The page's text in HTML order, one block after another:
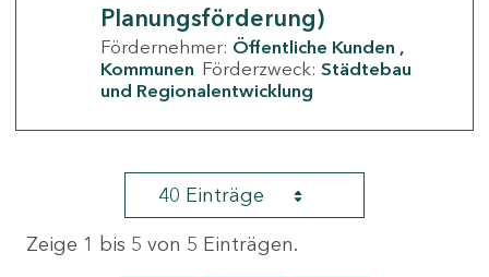
Planungsförderung)
Fördernehmer: Öffentliche Kunden
Kommunen Förderzweck: Städtebau
und Regionalentwicklung
40 Einträge
Zeige 1 bis 5 von 5 Einträgen.